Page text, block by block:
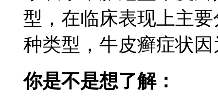
型，在临床表现上主
种类型，牛皮癣症状
你是不是想了解：